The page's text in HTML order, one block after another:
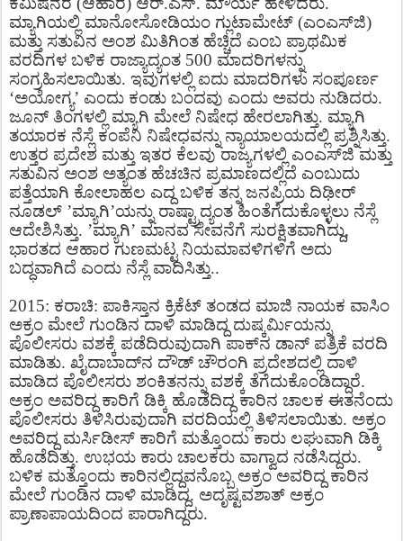
ಮ್ಯಾಗಿಯಲ್ಲಿ ಮಾನೋಸೋಡಿಯಂ ಗ್ಲುಟಾಮೇಟ್ (ಎಂಎಸ್​ಜಿ)
ಮತ್ತು ಸತುವಿನ ಅಂಶ ಮಿತಿಗಿಂತ ಹೆಚ್ಚಿದೆ ಎಂಬ ಪ್ರಾಥಮಿಕ
ವರದಿಗಳ ಬಳಿಕ ರಾಜ್ಯಾದ್ಯಂತ 500 ಮಾದರಿಗಳನ್ನು
ಸಂಗ್ರಹಿಸಲಾಯಿತು. ಇವುಗಳಲ್ಲಿ ಐದು ಮಾದರಿಗಳು ಸಂಪೂರ್ಣ
‘ಅಯೋಗ್ಯ’ ಎಂದು ಕಂಡು ಬಂದವು ಎಂದು ಅವರು ನುಡಿದರು.
ಜೂನ್ ತಿಂಗಳಲ್ಲಿ ಮ್ಯಾಗಿ ಮೇಲೆ ನಿಷೇಧ ಹೇರಲಾಗಿತ್ತು. ಮ್ಯಾಗಿ
ತಯಾರಕ ನೆಸ್ಲೆ ಕಂಪೆನಿ ನಿಷೇಧವನ್ನು ನ್ಯಾಯಾಲಯದಲ್ಲಿ ಪ್ರಶ್ನಿಸಿತ್ತು.
ಉತ್ತರ ಪ್ರದೇಶ ಮತ್ತು ಇತರ ಕೆಲವು ರಾಜ್ಯಗಳಲ್ಲಿ ಎಂಎಸ್​ಜಿ ಮತ್ತು
ಸತುವಿನ ಅಂಶ ಅತ್ಯಂತ ಹೆಚಚಿನ ಪ್ರಮಾಣದಲ್ಲಿದೆ ಎಂಬುದು
ಪತ್ತೆಯಾಗಿ ಕೋಲಾಹಲ ಎದ್ದ ಬಳಿಕ ತನ್ನ ಜನಪ್ರಿಯ ದಿಢೀರ್
ನೂಡಲ್ ’ಮ್ಯಾಗಿ’ಯನ್ನು ರಾಷ್ಟ್ರಾದ್ಯಂತ ಹಿಂತೆಗೆದುಕೊಳ್ಳಲು ನೆಸ್ಲೆ
ಆದೇಶಿಸಿತ್ತು. ’ಮ್ಯಾಗಿ’ ಮಾನವ ಸೇವನೆಗೆ ಸುರಕ್ಷಿತವಾಗಿದ್ದು,
ಭಾರತದ ಆಹಾರ ಗುಣಮಟ್ಟ ನಿಯಮಾವಳಿಗಳಿಗೆ ಅದು
ಬದ್ಧವಾಗಿದೆ ಎಂದು ನೆಸ್ಲೆ ವಾದಿಸಿತ್ತು..
2015: ಕರಾಚಿ: ಪಾಕಿಸ್ತಾನ ಕ್ರಿಕೆಟ್ ತಂಡದ ಮಾಜಿ ನಾಯಕ ವಾಸಿಂ
ಅಕ್ರಂ ಮೇಲೆ ಗುಂಡಿನ ದಾಳಿ ಮಾಡಿದ್ದ ದುಷ್ಕರ್ವಿುಯನ್ನು
ಪೊಲೀಸರು ವಶಕ್ಕೆ ಪಡೆದಿರುವುದಾಗಿ ಪಾಕ್​ನ ಡಾನ್ ಪತ್ರಿಕೆ ವರದಿ
ಮಾಡಿತು. ಖೈದಾಬಾದ್​ನ ದೌಡ್ ಚೌರಂಗಿ ಪ್ರದೇಶದಲ್ಲಿ ದಾಳಿ
ಮಾಡಿದ ಪೊಲೀಸರು ಶಂಕಿತನನ್ನು ವಶಕ್ಕೆ ತೆಗೆದುಕೊಂಡಿದ್ದಾರೆ.
ಅಕ್ರಂ ಅವರಿದ್ದ ಕಾರಿಗೆ ಡಿಕ್ಕಿ ಹೊಡೆದಿದ್ದ ಕಾರಿನ ಚಾಲಕ ಈತನೆಂದು
ಪೊಲೀಸರು ತಿಳಿಸಿರುವುದಾಗಿ ವರದಿಯಲ್ಲಿ ತಿಳಿಸಲಾಯಿತು. ಅಕ್ರಂ
ಅವರಿದ್ದ ಮರ್ಸಿಡೀಸ್ ಕಾರಿಗೆ ಮತ್ತೊಂದು ಕಾರು ಲಘುವಾಗಿ ಡಿಕ್ಕಿ
ಹೊಡೆದಿತ್ತು. ಉಭಯ ಕಾರು ಚಾಲಕರು ವಾಗ್ವಾದ ನಡೆಸಿದ್ದರು.
ಬಳಿಕ ಮತ್ತೊಂದು ಕಾರಿನಲ್ಲಿದ್ದವನೊಬ್ಬ ಅಕ್ರಂ ಅವರಿದ್ದ ಕಾರಿನ
ಮೇಲೆ ಗುಂಡಿನ ದಾಳಿ ಮಾಡಿದ್ದ. ಅದೃಷ್ಟವಶಾತ್ ಅಕ್ರಂ
ಪ್ರಾಣಾಪಾಯದಿಂದ ಪಾರಾಗಿದ್ದರು.